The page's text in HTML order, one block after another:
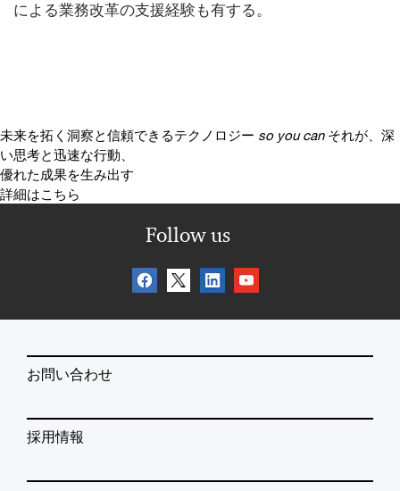
による業務改革の支援経験も有する。
未来を拓く洞察と信頼できるテクノロジー so you can それが、深
い思考と迅速な行動、
優れた成果を生み出す
詳細はこちら
Follow us
お問い合わせ
採用情報